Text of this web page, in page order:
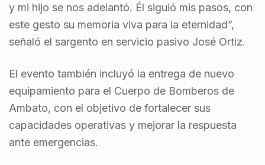
y mi hijo se nos adelantó. Él siguió mis pasos, con
este gesto su memoria viva para la eternidad”,
señaló el sargento en servicio pasivo José Ortiz.
El evento también incluyó la entrega de nuevo
equipamiento para el Cuerpo de Bomberos de
Ambato, con el objetivo de fortalecer sus
capacidades operativas y mejorar la respuesta
ante emergencias.